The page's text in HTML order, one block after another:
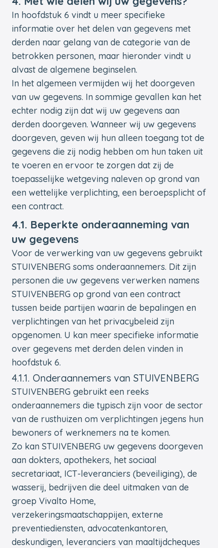
In hoofdstuk 6 vindt u meer specifieke
informatie over het delen van gegevens met
derden naar gelang van de categorie van de
betrokken personen, maar hieronder vindt u
alvast de algemene beginselen.
In het algemeen vermijden wij het doorgeven
van uw gegevens. In sommige gevallen kan het
echter nodig zijn dat wij uw gegevens aan
derden doorgeven. Wanneer wij uw gegevens
doorgeven, geven wij hun alleen toegang tot de
gegevens die zij nodig hebben om hun taken uit
te voeren en ervoor te zorgen dat zij de
toepasselijke wetgeving naleven op grond van
een wettelijke verplichting, een beroepsplicht of
een contract.
4.1. Beperkte onderaanneming van
uw gegevens
Voor de verwerking van uw gegevens gebruikt
STUIVENBERG soms onderaannemers. Dit zijn
personen die uw gegevens verwerken namens
STUIVENBERG op grond van een contract
tussen beide partijen waarin de bepalingen en
verplichtingen van het privacybeleid zijn
opgenomen. U kan meer specifieke informatie
over gegevens met derden delen vinden in
hoofdstuk 6.
4.1.1. Onderaannemers van STUIVENBERG
STUIVENBERG gebruikt een reeks
onderaannemers die typisch zijn voor de sector
van de rusthuizen om verplichtingen jegens hun
bewoners of werknemers na te komen.
Zo kan STUIVENBERG uw gegevens doorgeven
aan dokters, apothekers, het sociaal
secretariaat, ICT-leveranciers (beveiliging), de
wasserij, bedrijven die deel uitmaken van de
groep Vivalto Home,
verzekeringsmaatschappijen, externe
preventiediensten, advocatenkantoren,
deskundigen, leveranciers van maaltijdcheques